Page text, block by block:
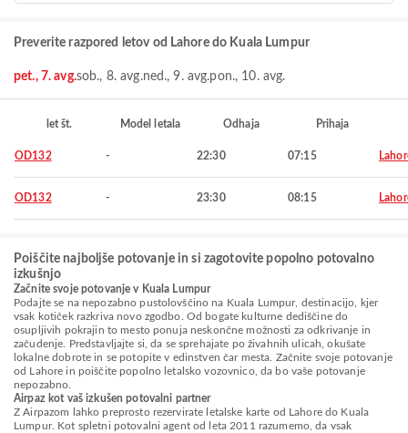
Preverite razpored letov od Lahore do Kuala Lumpur
pet., 7. avg.sob., 8. avg.ned., 9. avg.pon., 10. avg.
let št. Model letala Odhaja Prihaja
OD132 - 22:30 07:15
OD132 - 23:30 08:15
Poiščite najboljše potovanje in si zagotovite popolno potovalno
izkušnjo
Začnite svoje potovanje v Kuala Lumpur
Podajte se na nepozabno pustolovščino na Kuala Lumpur, destinacijo, kjer
vsak kotiček razkriva novo zgodbo. Od bogate kulturne dediščine do
osupljivih pokrajin to mesto ponuja neskončne možnosti za odkrivanje in
začudenje. Predstavljajte si, da se sprehajate po živahnih ulicah, okušate
lokalne dobrote in se potopite v edinstven čar mesta. Začnite svoje potovanje
od Lahore in poiščite popolno letalsko vozovnico, da bo vaše potovanje
nepozabno.
Airpaz kot vaš izkušen potovalni partner
Z Airpazom lahko preprosto rezervirate letalske karte od Lahore do Kuala
Lumpur. Kot spletni potovalni agent od leta 2011 razumemo, da vsak